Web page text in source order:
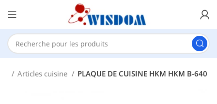
Articles cuisine PLAQUE DE CUISINE HKM HKM B-640